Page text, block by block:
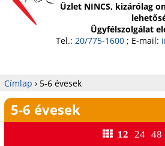
Üzlet NINCS, kizárólag
Ügyfélszolgálat
Tel.: 20/775-1600; E-mail:
Jelenlegi
hely
Címlap › 5-6 évesek
5-6 évesek
12 24 48